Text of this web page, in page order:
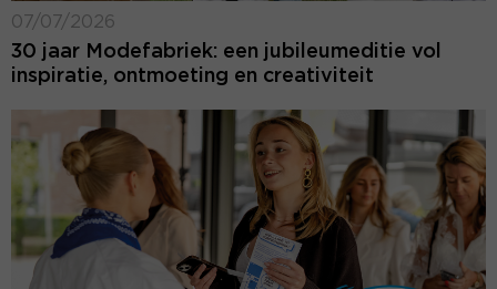
07/07/2026
30 jaar Modefabriek: een jubileumeditie vol
inspiratie, ontmoeting en creativiteit